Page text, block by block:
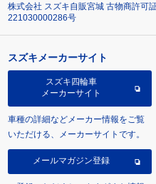
株式会社 スズキ自販宮城 古物商許可
221030000286号
スズキメーカーサイト
スズキ四輪車
メーカーサイト
車種の詳細などメーカー情報をご覧
いただける、メーカーサイトです。
メールマガジン登録